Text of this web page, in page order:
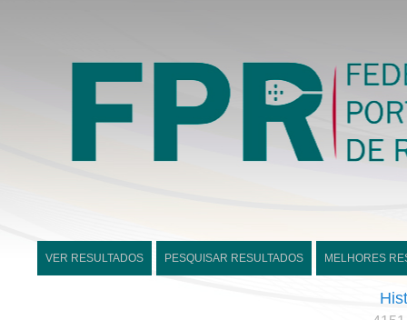
VER RESULTADOS PESQUISAR RESULTADOS MELHORES